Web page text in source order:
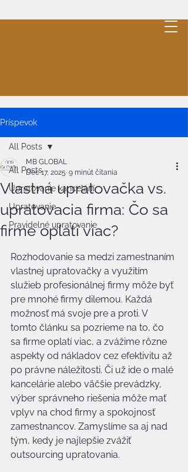
Príspevok
All Posts
Upratovanie kancelárií
Upratovanie
Pravidelné upratovanie
All Posts
Vlastná upratovačka vs.
upratovacia firma: Čo sa
firme oplatí viac?
MB GLOBAL
Dec 17, 2025 9 minút čítania
Rozhodovanie sa medzi zamestnaním
vlastnej upratovačky a využitím
služieb profesionálnej firmy môže byť
pre mnohé firmy dilemou. Každá
možnosť má svoje pre a proti. V
tomto článku sa pozrieme na to, čo
sa firme oplatí viac, a zvážime rôzne
aspekty od nákladov cez efektivitu až
po právne náležitosti. Či už ide o malé
kancelárie alebo väčšie prevádzky,
výber správneho riešenia môže mať
vplyv na chod firmy a spokojnosť
zamestnancov. Zamyslíme sa aj nad
tým, kedy je najlepšie zvážiť
outsourcing upratovania.